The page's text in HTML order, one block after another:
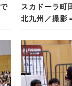
スカドーラ町
北九州／撮